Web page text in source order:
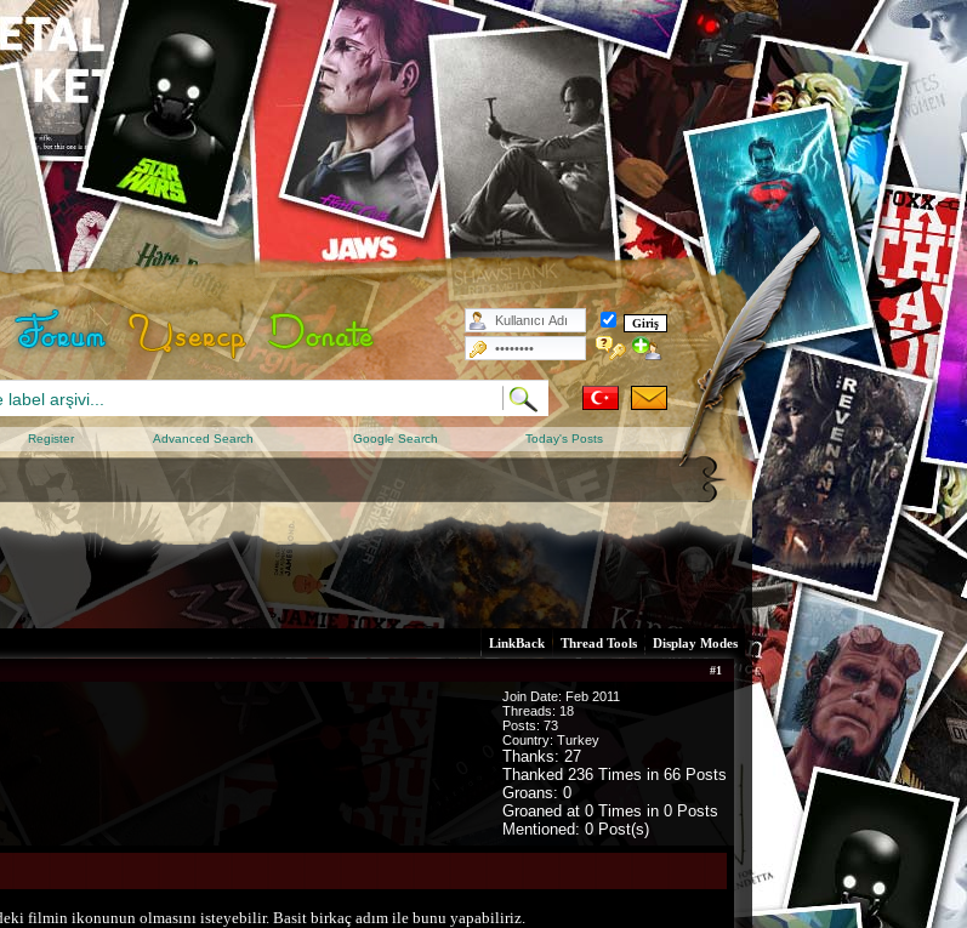
Register Advanced Search Google Search Today's Posts
LinkBack Thread Tools Display Modes
#1
Join Date: Feb 2011
Threads: 18
Posts: 73
Country: Turkey
Thanks: 27
Thanked 236 Times in 66 Posts
Groans: 0
Groaned at 0 Times in 0 Posts
Mentioned: 0 Post(s)
filmin ikonunun olmasını isteyebilir. Basit birkaç adım ile bunu yapabiliriz.